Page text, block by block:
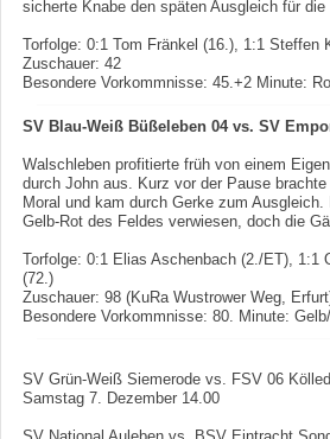
sicherte Knabe den späten Ausgleich für die
Torfolge: 0:1 Tom Fränkel (16.), 1:1 Steffen
Zuschauer: 42
Besondere Vorkommnisse: 45.+2 Minute:
SV Blau-Weiß Büßeleben 04 vs. SV
Walschleben profitierte früh von einem
durch John aus. Kurz vor der Pause
Moral und kam durch Gerke zum
Gelb-Rot des Feldes verwiesen, doch die
Torfolge: 0:1 Elias Aschenbach (2./ET), 1:1
(72.)
Zuschauer: 98 (KuRa Wustrower Weg,
Besondere Vorkommnisse: 80. Minute:
SV Grün-Weiß Siemerode vs. FSV 06
Samstag 7. Dezember 14.00